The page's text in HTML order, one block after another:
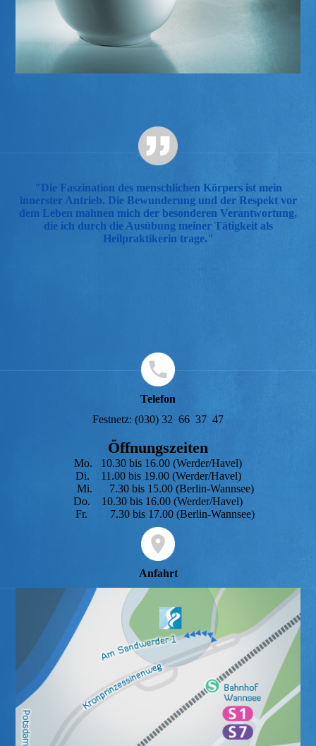
"Die Faszination des menschlichen Körpers ist mein
innerster Antrieb. Die Bewunderung und der Respekt vor
dem Leben mahnen mich der besonderen Verantwortung,
die ich durch die Ausübung meiner Tätigkeit als
Heilpraktikerin trage."
Telefon
Festnetz: (030) 32 66 37 47
Öffnungszeiten
Mo. 10.30 bis 16.00 (Werder/Havel)
Di. 11.00 bis 19.00 (Werder/Havel)
Mi. 7.30 bis 15.00 (Berlin-Wannsee)
Do. 10.30 bis 16.00 (Werder/Havel)
Fr. 7.30 bis 17.00 (Berlin-Wannsee)
Anfahrt